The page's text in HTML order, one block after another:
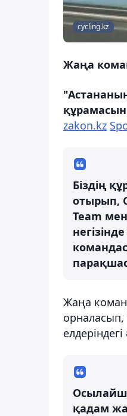
cycling.kz
Жаңа
zakon.kz
Біздің
отырып,
Team
Жаңа
орналасып,
қадам